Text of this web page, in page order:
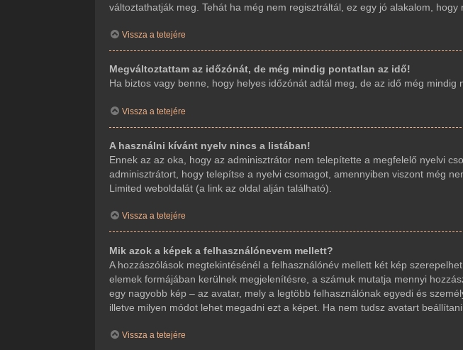
változtathatják meg. Tehát ha még nem regisztráltál, ez egy jó alakalom, hogy
Vissza a tetejére
Megváltoztattam az időzónát, de még mindig pontatlan az idő!
Ha biztos vagy benne, hogy helyes időzónát adtál meg, de az idő még
Vissza a tetejére
A használni kívánt nyelv nincs a listában!
Ennek az az oka, hogy az adminisztrátor nem telepítette a megfelelő nyelvi
adminisztrátort, hogy telepítse a nyelvi csomagot, amennyiben viszont még
Limited weboldalát (a link az oldal alján található).
Vissza a tetejére
Mik azok a képek a felhasználónevem mellett?
A hozzászólások megtekintésénél a felhasználónév mellett két kép
elemek formájában kerülnek megjelenítésre, a számuk mutatja mennyi
egy nagyobb kép – az avatar, mely a legtöbb felhasználónak egyedi és
illetve milyen módot lehet megadni ezt a képet. Ha nem tudsz avatart
Vissza a tetejére